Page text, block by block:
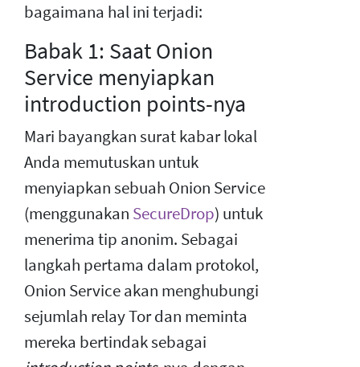
bagaimana hal ini terjadi:
Babak 1: Saat Onion
Service menyiapkan
introduction points-nya
Mari bayangkan surat kabar lokal
Anda memutuskan untuk
menyiapkan sebuah Onion Service
(menggunakan SecureDrop) untuk
menerima tip anonim. Sebagai
langkah pertama dalam protokol,
Onion Service akan menghubungi
sejumlah relay Tor dan meminta
mereka bertindak sebagai